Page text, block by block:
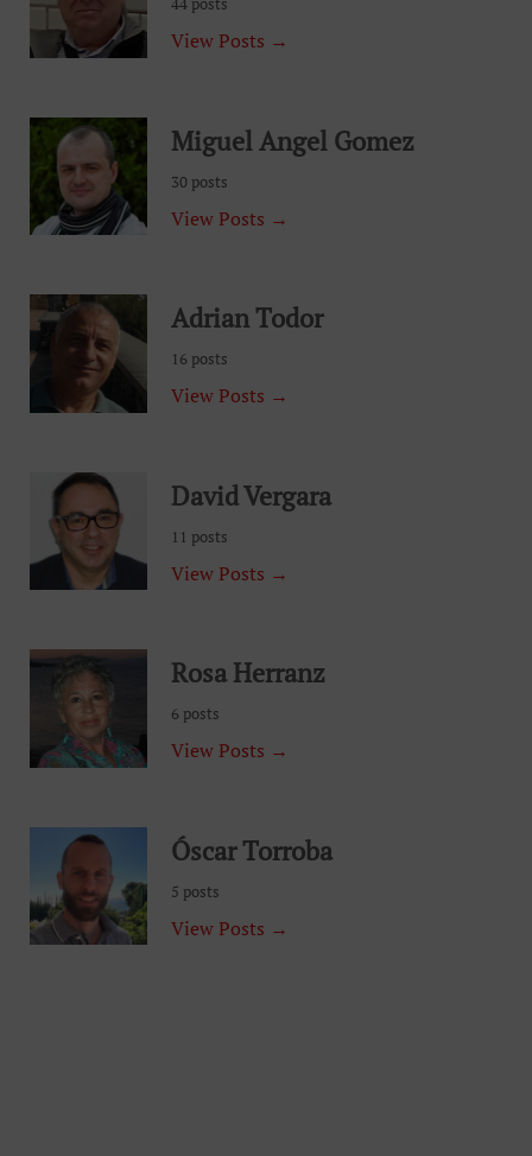
44 posts
View Posts →
Miguel Angel Gomez
30 posts
View Posts →
Adrian Todor
16 posts
View Posts →
David Vergara
11 posts
View Posts →
Rosa Herranz
6 posts
View Posts →
Óscar Torroba
5 posts
View Posts →